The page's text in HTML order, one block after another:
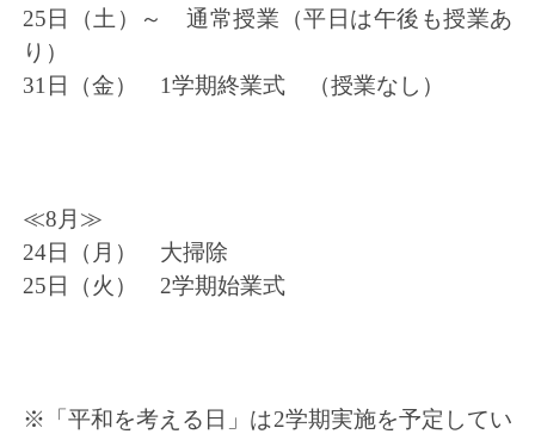
25日（土）～ 通常授業（平日は午後も授業あ
り）
31日（金） 1学期終業式 （授業なし）
≪8月≫
24日（月） 大掃除
25日（火） 2学期始業式
※「平和を考える日」は2学期実施を予定してい